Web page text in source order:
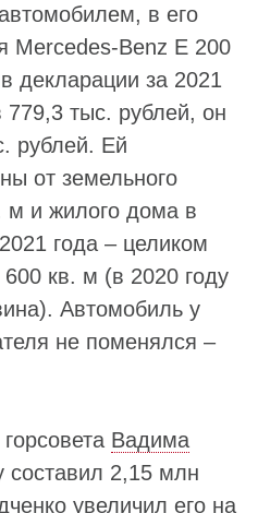
в его
Mercedes-Benz E 200
декларации за 2021
779,3 тыс. рублей, он
рублей. Ей
от земельного
м и жилого дома в
года – целиком
кв. м (в 2020 году
Автомобиль у
не поменялся –
Вадима
составил 2,15 млн
увеличил его на